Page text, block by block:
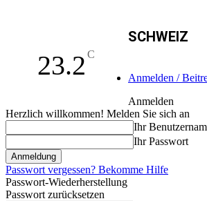
23.2 C
SCHWEIZ
Anmelden /
Anmelden
Herzlich willkommen! Melden Sie sich an
Ihr
Ihr Passwort
Passwort vergessen? Bekomme Hilfe
Passwort-Wiederherstellung
Passwort zurücksetzen